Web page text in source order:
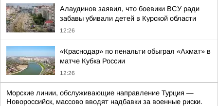
Алаудинов заявил, что боевики ВСУ ради
забавы убивали детей в Курской области
12:26
«Краснодар» по пенальти обыграл «Ахмат» в
матче Кубка России
12:26
Морские линии, обслуживающие направление Турция —
Новороссийск, массово вводят надбавки за военные риски.